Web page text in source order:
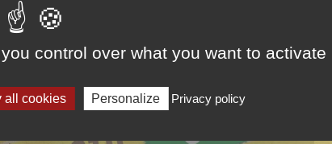
control over what you want to activate
all cookies Personalize Privacy policy